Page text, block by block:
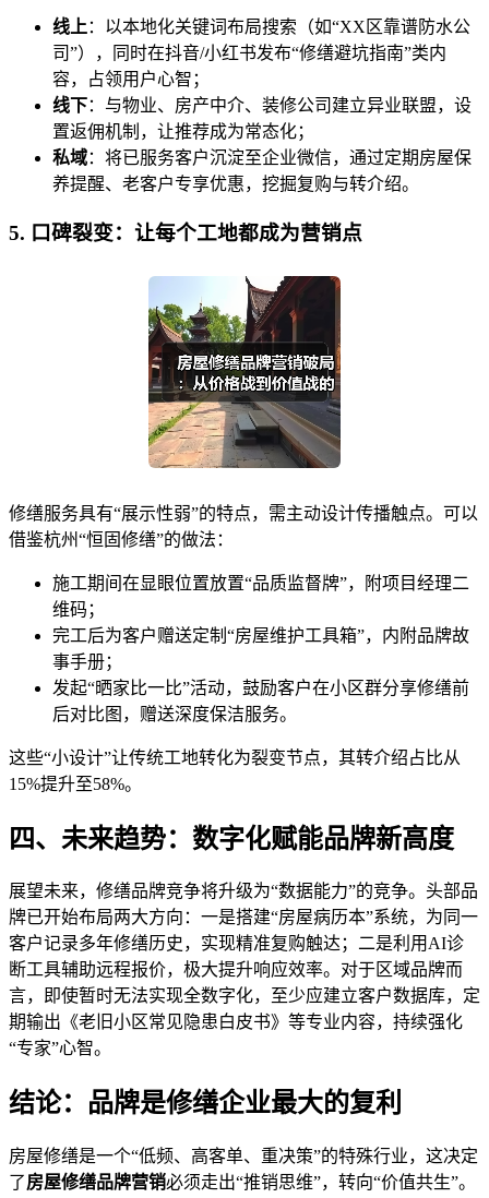
线上 ：以本地化关键词布局搜索（如“XX区靠谱防水公
司”），同时在抖音/小红书发布“修缮避坑指南”类内
容，占领用户心智；
线下：与物业、房产中介、装修公司建立异业联盟，设
置返佣机制，让推荐成为常态化；
私域：将已服务客户沉淀至企业微信，通过定期房屋保
养提醒、老客户专享优惠，挖掘复购与转介绍。
5. 口碑裂变：让每个工地都成为营销点
修缮服务具有“展示性弱”的特点，需主动设计传播触点。可以
借鉴杭州“恒固修缮”的做法：
施工期间在显眼位置放置“品质监督牌”，附项目经理二
维码；
完工后为客户赠送定制“房屋维护工具箱”，内附品牌故
事手册；
发起“晒家比一比”活动，鼓励客户在小区群分享修缮前
后对比图，赠送深度保洁服务。
这些“小设计”让传统工地转化为裂变节点，其转介绍占比从
15%提升至58%。
四、未来趋势：数字化赋能品牌新高度
展望未来，修缮品牌竞争将升级为“数据能力”的竞争。头部品
牌已开始布局两大方向：一是搭建“房屋病历本”系统，为同一
客户记录多年修缮历史，实现精准复购触达；二是利用AI诊
断工具辅助远程报价，极大提升响应效率。对于区域品牌而
言，即使暂时无法实现全数字化，至少应建立客户数据库，定
期输出《老旧小区常见隐患白皮书》等专业内容，持续强化
“专家”心智。
结论：品牌是修缮企业最大的复利
房屋修缮是一个“低频、高客单、重决策”的特殊行业，这决定
了房屋修缮品牌营销必须走出“推销思维”，转向“价值共生”。